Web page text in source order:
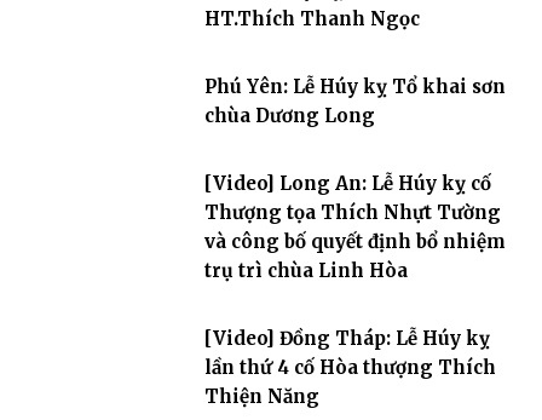
HT.Thích Thanh Ngọc
Phú Yên: Lễ Húy kỵ Tổ khai sơn
chùa Dương Long
[Video] Long An: Lễ Húy kỵ cố
Thượng tọa Thích Nhựt Tường
và công bố quyết định bổ nhiệm
trụ trì chùa Linh Hòa
[Video] Đồng Tháp: Lễ Húy kỵ
lần thứ 4 cố Hòa thượng Thích
Thiện Năng